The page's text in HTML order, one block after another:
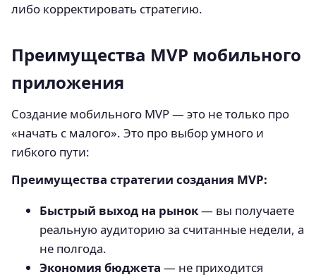
либо корректировать стратегию.
Преимущества MVP мобильного
приложения
Создание мобильного MVP — это не только про
«начать с малого». Это про выбор умного и
гибкого пути:
Преимущества стратегии создания MVP:
Быстрый выход на рынок— вы получаете
реальную аудиторию за считанные недели, а
не полгода.
Экономия бюджета — не приходится